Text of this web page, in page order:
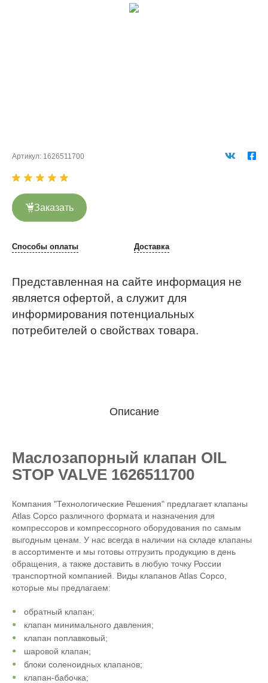
Артикул: 1626511700
Заказать
Способы оплаты Доставка
Представленная на сайте информация не
является офертой, а служит для
информирования потенциальных
потребителей о свойствах товара.
Описание
Маслозапорный клапан OIL
STOP VALVE 1626511700
Компания "Технологические Решения" предлагает клапаны
Atlas Copco различного формата и назначения для
компрессоров и компрессорного оборудования по самым
выгодным ценам. У нас всегда в наличии на складе клапаны
в ассортименте и мы готовы отгрузить продукцию в день
обращения, а также доставить в любую точку России
транспортной компанией. Виды клапанов Atlas Copco,
которые мы предлагаем:
обратный клапан;
клапан минимального давления;
клапан поплавковый;
шаровой клапан;
блоки соленоидных клапанов;
клапан-бабочка;